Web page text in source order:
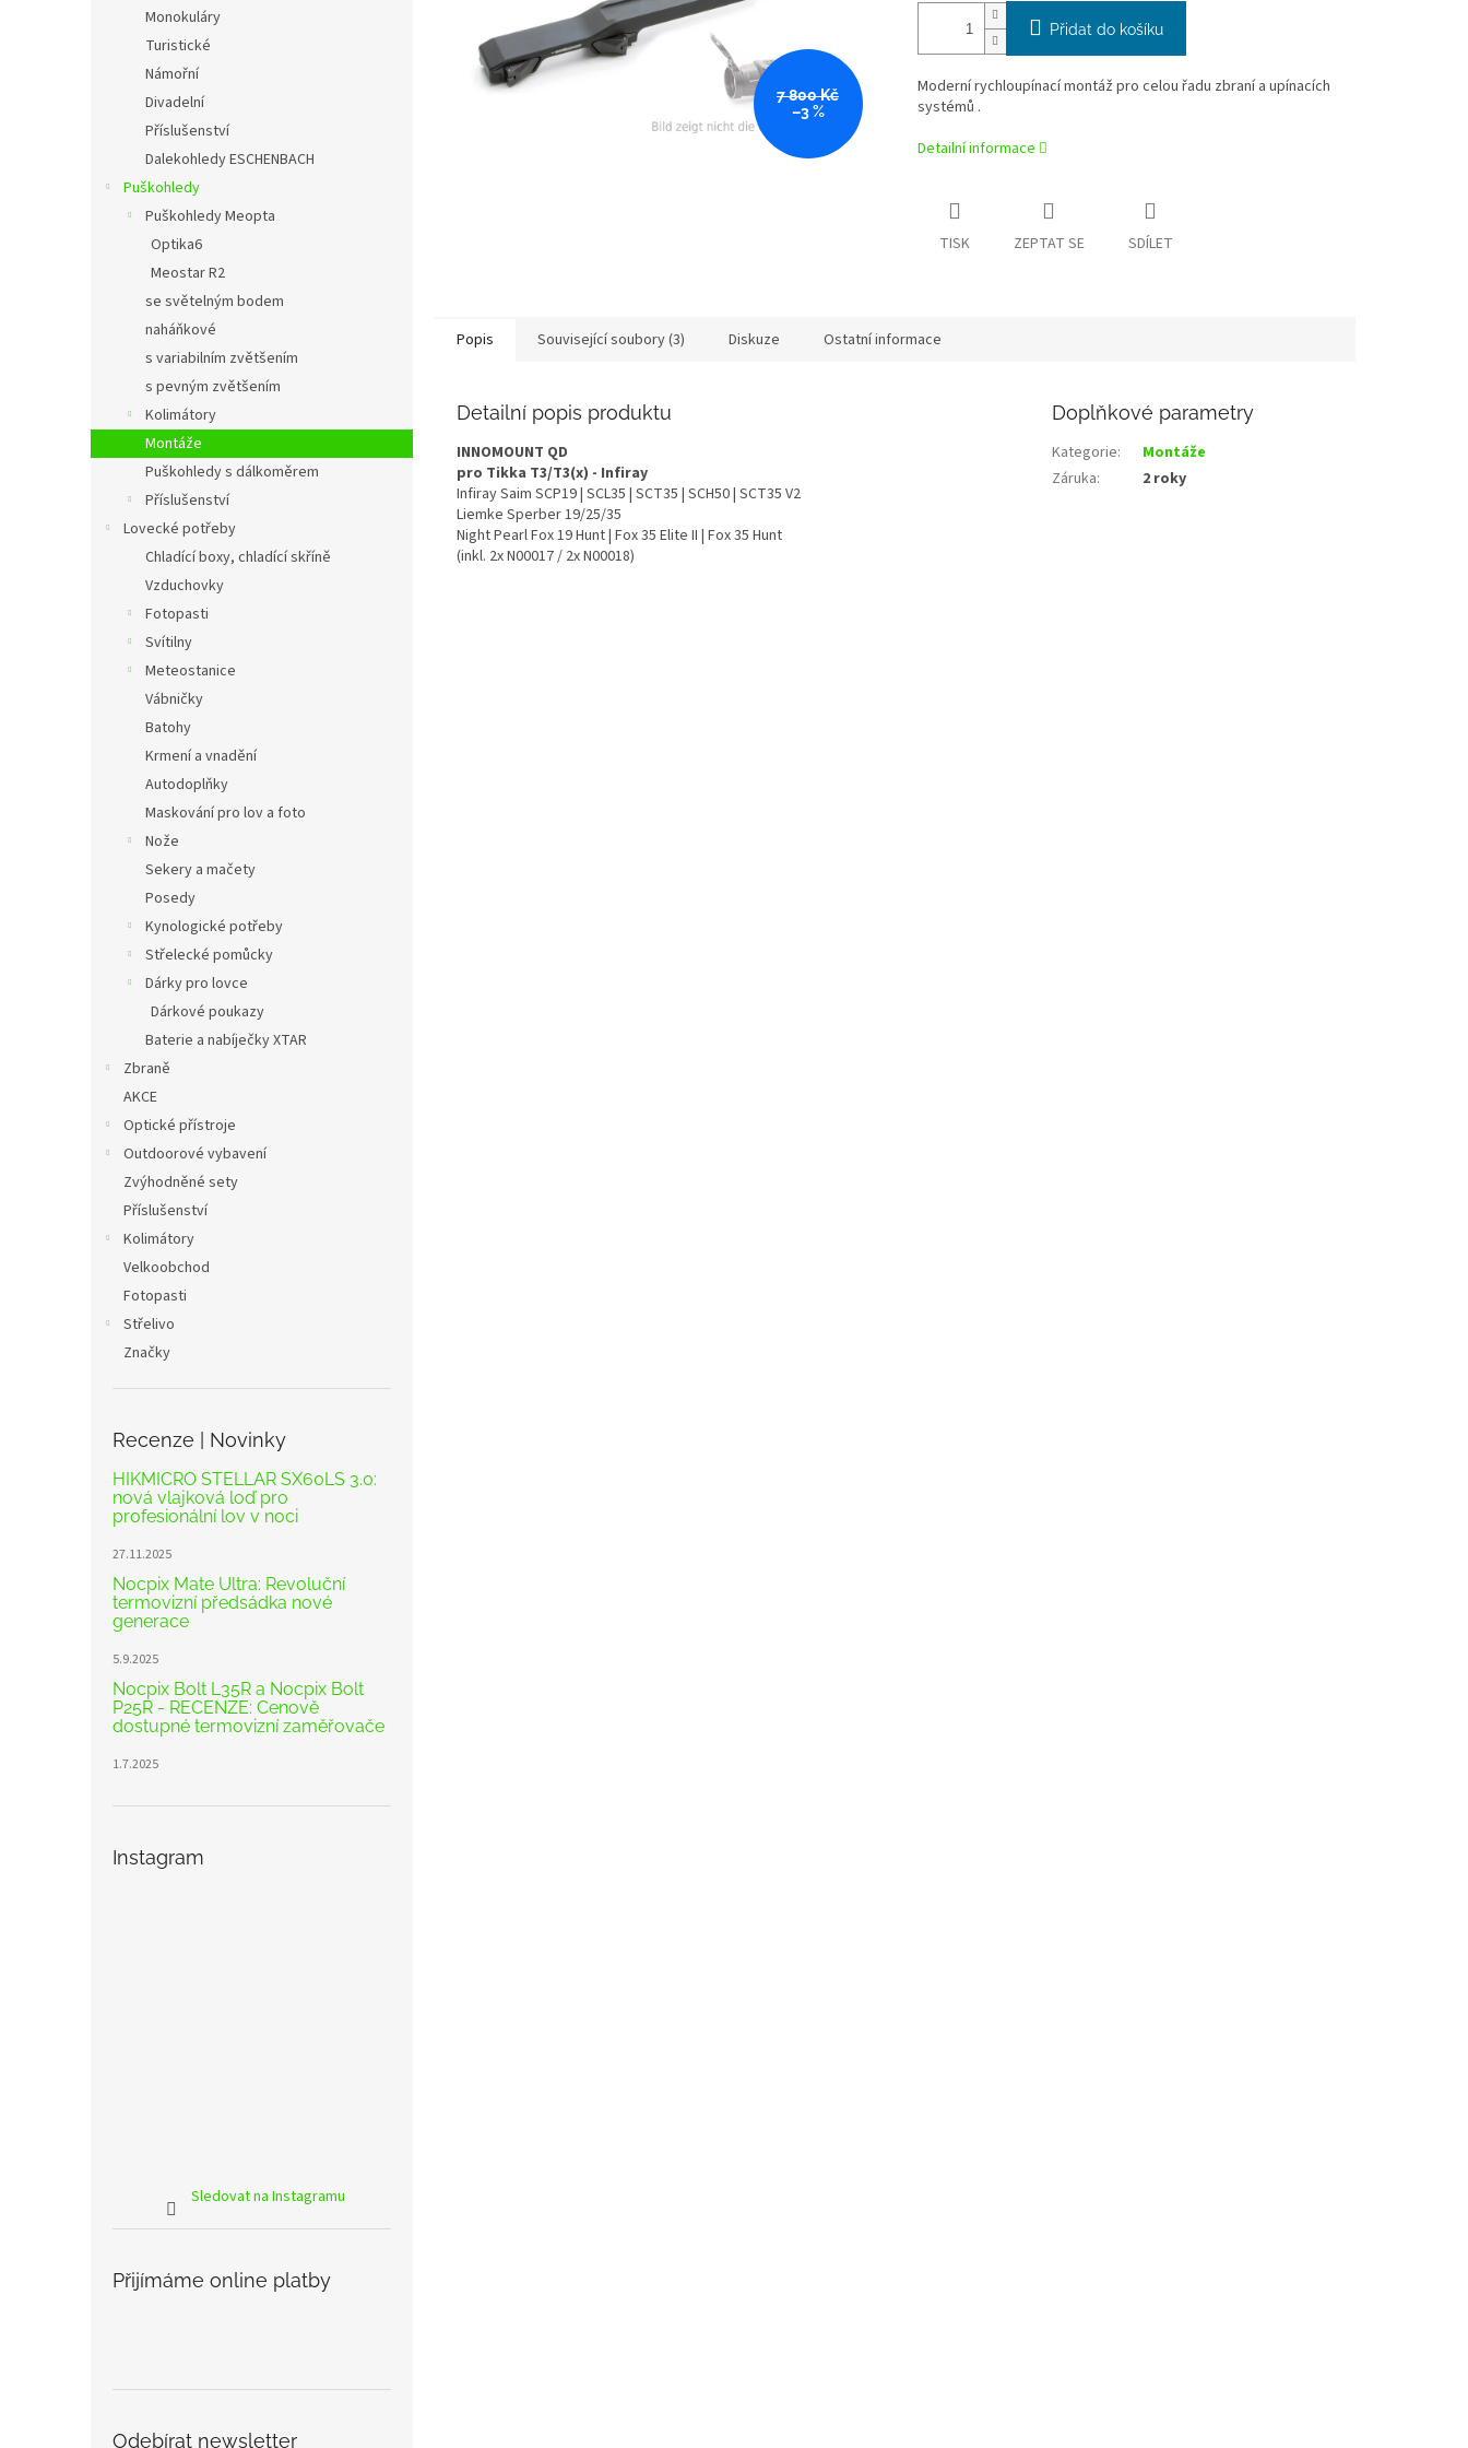
Monokuláry
Turistické
Námořní
Divadelní
Příslušenství
Dalekohledy ESCHENBACH
Puškohledy
Puškohledy Meopta
Optika6
Meostar R2
se světelným bodem
naháňkové
s variabilním zvětšením
s pevným zvětšením
Kolimátory
Montáže
Puškohledy s dálkoměrem
Příslušenství
Lovecké potřeby
Chladící boxy, chladící skříně
Vzduchovky
Fotopasti
Svítilny
Meteostanice
Vábničky
Batohy
Krmení a vnadění
Autodoplňky
Maskování pro lov a foto
Nože
Sekery a mačety
Posedy
Kynologické potřeby
Střelecké pomůcky
Dárky pro lovce
Dárkové poukazy
Baterie a nabíječky XTAR
Zbraně
AKCE
Optické přístroje
Outdoorové vybavení
Zvýhodněné sety
Příslušenství
Kolimátory
Velkoobchod
Fotopasti
Střelivo
Značky
Recenze | Novinky
HIKMICRO STELLAR SX60LS 3.0:
nová vlajková loď pro
profesionální lov v noci
27.11.2025
Nocpix Mate Ultra: Revoluční
termovizní předsádka nové
generace
5.9.2025
Nocpix Bolt L35R a Nocpix Bolt
P25R - RECENZE: Cenově
dostupné termovizní zaměřovače
1.7.2025
Instagram
Sledovat na Instagramu
Přijímáme online platby
Odebírat newsletter
7 800 Kč
–3 %
Přidat do košíku
Moderní rychloupínací montáž pro celou řadu zbraní a upínacích
systémů .
Detailní informace
TISK ZEPTAT SE SDÍLET
Popis Související soubory (3) Diskuze Ostatní informace
Detailní popis produktu
INNOMOUNT QD
pro Tikka T3/T3(x) - Infiray
Infiray Saim SCP19 | SCL35 | SCT35 | SCH50 | SCT35 V2
Liemke Sperber 19/25/35
Night Pearl Fox 19 Hunt | Fox 35 Elite II | Fox 35 Hunt
(inkl. 2x N00017 / 2x N00018)
Doplňkové parametry
Kategorie:
Montáže
Záruka: 2 roky